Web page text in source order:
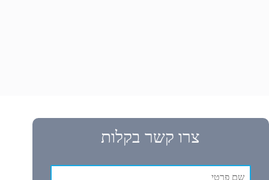
צרו קשר בקלות